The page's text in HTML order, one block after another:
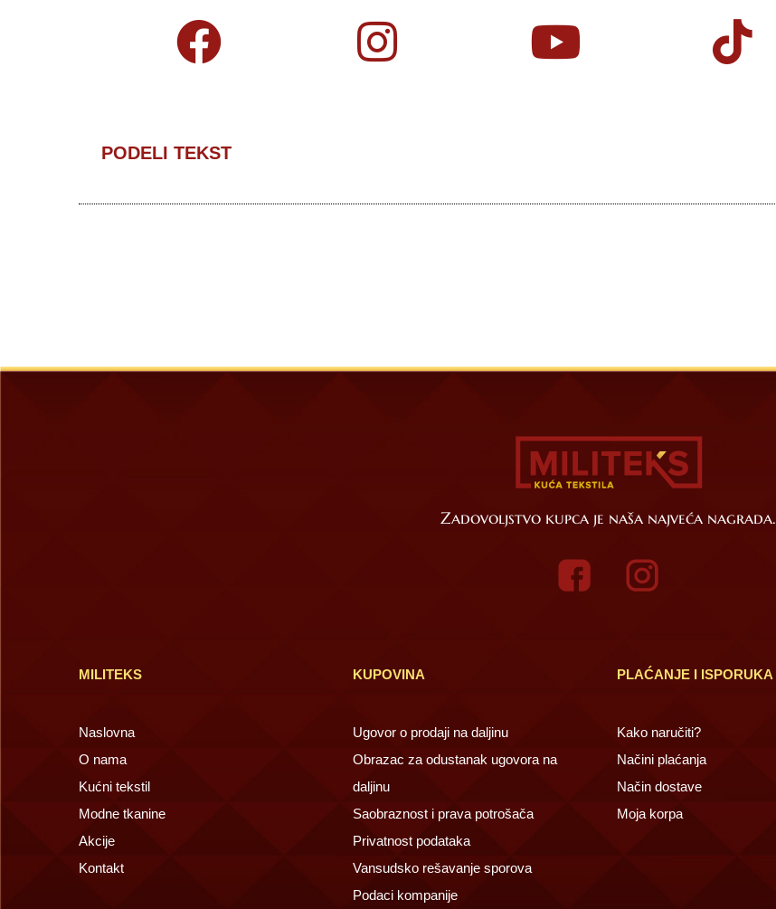
PODELI TEKST
Zadovoljstvo kupca je naša najveća nagrada.
MILITEKS
Naslovna
O nama
Kućni tekstil
Modne tkanine
Akcije
Kontakt
KUPOVINA
Ugovor o prodaji na daljinu
Obrazac za odustanak ugovora na
daljinu
Saobraznost i prava potrošača
Privatnost podataka
Vansudsko rešavanje sporova
Podaci kompanije
PLAĆANJE I ISPORUKA
Kako naručiti?
Načini plaćanja
Način dostave
Moja korpa